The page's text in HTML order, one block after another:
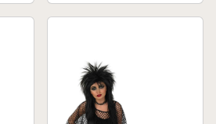
pulsera, barba y gafas